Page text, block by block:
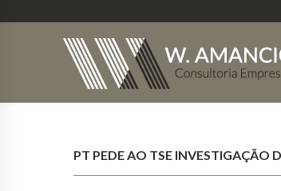
PT PEDE AO TSE INVESTIGAÇÃO